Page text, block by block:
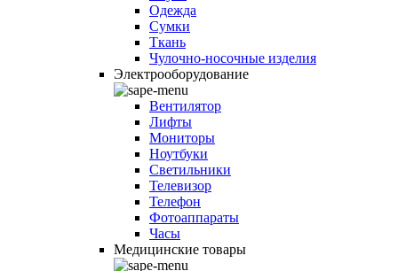
Одежда
Сумки
Ткань
Чулочно-носочные изделия
Электрооборудование
Вентилятор
Лифты
Мониторы
Ноутбуки
Светильники
Телевизор
Телефон
Фотоаппараты
Часы
Медицинские товары